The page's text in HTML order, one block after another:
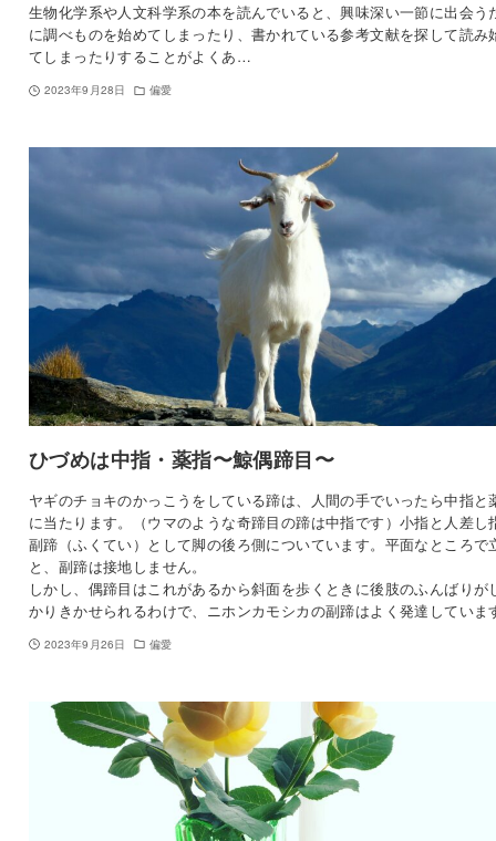
生物化学系や人文科学系の本を読んでいると、興味深い一節に出会う
に調べものを始めてしまったり、書かれている参考文献を探して読み
てしまったりすることがよくあ…
2023年9月28日 偏愛
ひづめは中指・薬指〜鯨偶蹄目〜
ヤギのチョキのかっこうをしている蹄は、人間の手でいったら中指と
に当たります。（ウマのような奇蹄目の蹄は中指です）小指と人差し
副蹄（ふくてい）として脚の後ろ側についています。平面なところで
と、副蹄は接地しません。
しかし、偶蹄目はこれがあるから斜面を歩くときに後肢のふんばりが
かりきかせられるわけで、ニホンカモシカの副蹄はよく発達していま
2023年9月26日 偏愛